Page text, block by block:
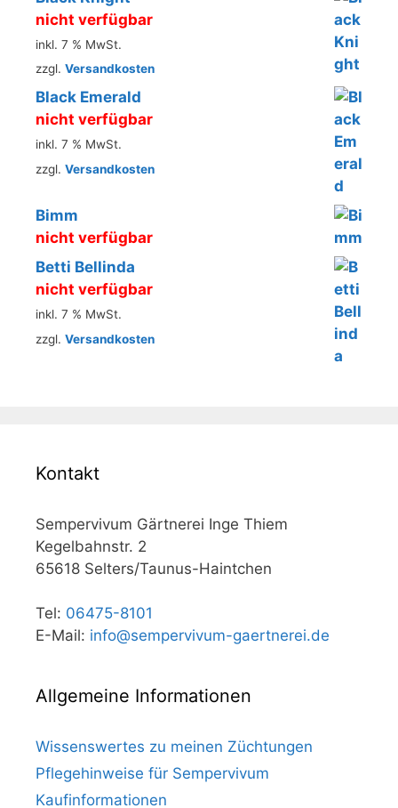
nicht verfügbar
inkl. 7 % MwSt.
zzgl. Versandkosten
Black Emerald
nicht verfügbar
inkl. 7 % MwSt.
zzgl. Versandkosten
Bimm
nicht verfügbar
Betti Bellinda
nicht verfügbar
inkl. 7 % MwSt.
zzgl. Versandkosten
Kontakt
Sempervivum Gärtnerei Inge Thiem
Kegelbahnstr. 2
65618 Selters/Taunus-Haintchen
Tel: 06475-8101
E-Mail: info@sempervivum-gaertnerei.de
Allgemeine Informationen
Wissenswertes zu meinen Züchtungen
Pflegehinweise für Sempervivum
Kaufinformationen